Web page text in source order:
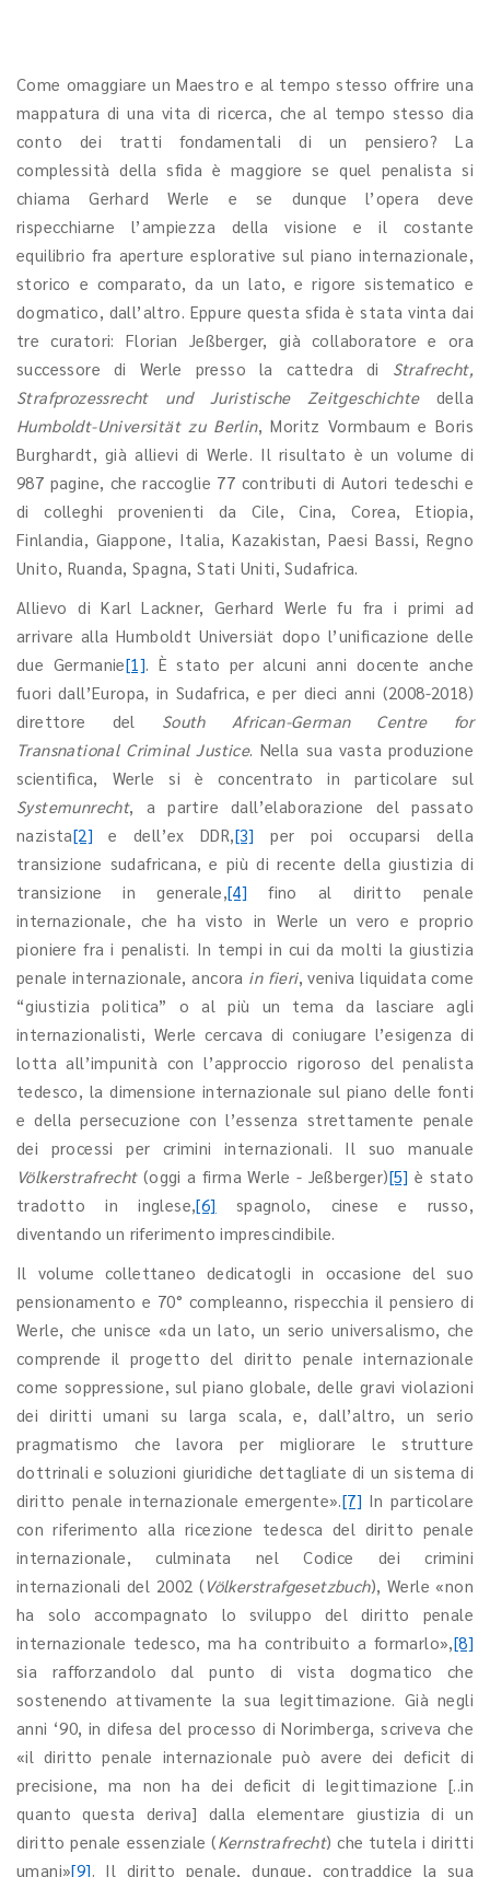
Come omaggiare un Maestro e al tempo stesso offrire una
mappatura di una vita di ricerca, che al tempo stesso dia
conto dei tratti fondamentali di un pensiero? La
complessità della sfida è maggiore se quel penalista si
chiama Gerhard Werle e se dunque l’opera deve
rispecchiarne l’ampiezza della visione e il costante
equilibrio fra aperture esplorative sul piano internazionale,
storico e comparato, da un lato, e rigore sistematico e
dogmatico, dall’altro. Eppure questa sfida è stata vinta dai
tre curatori: Florian Jeßberger, già collaboratore e ora
successore di Werle presso la cattedra di Strafrecht,
Strafprozessrecht und Juristische Zeitgeschichtedella
Humboldt-Universität zu Berlin, Moritz Vormbaum e Boris
Burghardt, già allievi di Werle. Il risultato è un volume di
987 pagine, che raccoglie 77 contributi di Autori tedeschi e
di colleghi provenienti da Cile, Cina, Corea, Etiopia,
Finlandia, Giappone, Italia, Kazakistan, Paesi Bassi, Regno
Unito, Ruanda, Spagna, Stati Uniti, Sudafrica.
Allievo di Karl Lackner, Gerhard Werle fu fra i primi ad
arrivare alla Humboldt Universiät dopo l’unificazione delle
due Germanie[1]. È stato per alcuni anni docente anche
fuori dall’Europa, in Sudafrica, e per dieci anni (2008-2018)
direttore del South African-German Centre for
Transnational Criminal Justice. Nella sua vasta produzione
scientifica, Werle si è concentrato in particolare sul
Systemunrecht, a partire dall’elaborazione del passato
nazista[2] e dell’ex DDR,[3] per poi occuparsi della
transizione sudafricana, e più di recente della giustizia di
transizione in generale,[4] fino al diritto penale
internazionale, che ha visto in Werle un vero e proprio
pioniere fra i penalisti. In tempi in cui da molti la giustizia
penale internazionale, ancora in fieri, veniva liquidata come
“giustizia politica” o al più un tema da lasciare agli
internazionalisti, Werle cercava di coniugare l’esigenza di
lotta all’impunità con l’approccio rigoroso del penalista
tedesco, la dimensione internazionale sul piano delle fonti
e della persecuzione con l’essenza strettamente penale
dei processi per crimini internazionali. Il suo manuale
Völkerstrafrecht (oggi a firma Werle - Jeßberger)[5] è stato
tradotto in inglese,[6] spagnolo, cinese e russo,
diventando un riferimento imprescindibile.
Il volume collettaneo dedicatogli in occasione del suo
pensionamento e 70° compleanno, rispecchia il pensiero di
Werle, che unisce «da un lato, un serio universalismo, che
comprende il progetto del diritto penale internazionale
come soppressione, sul piano globale, delle gravi violazioni
dei diritti umani su larga scala, e, dall’altro, un serio
pragmatismo che lavora per migliorare le strutture
dottrinali e soluzioni giuridiche dettagliate di un sistema di
diritto penale internazionale emergente».[7] In particolare
con riferimento alla ricezione tedesca del diritto penale
internazionale, culminata nel Codice dei crimini
internazionali del 2002 ( Völkerstrafgesetzbuch), Werle «non
ha solo accompagnato lo sviluppo del diritto penale
internazionale tedesco, ma ha contribuito a formarlo»,[8]
sia rafforzandolo dal punto di vista dogmatico che
sostenendo attivamente la sua legittimazione. Già negli
anni ‘90, in difesa del processo di Norimberga, scriveva che
«il diritto penale internazionale può avere dei deficit di
precisione, ma non ha dei deficit di legittimazione [..in
quanto questa deriva] dalla elementare giustizia di un
diritto penale essenziale (Kernstrafrecht) che tutela i diritti
umani»[9]. Il diritto penale, dunque, contraddice la sua